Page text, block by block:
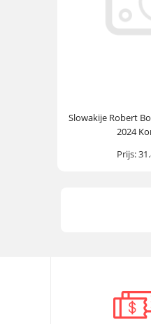
Slowakije Robert
2024
Prijs: